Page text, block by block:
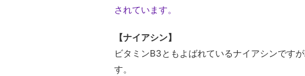
されています。
【ナイアシン】
ビタミンB3ともよばれているナイアシンです
す。